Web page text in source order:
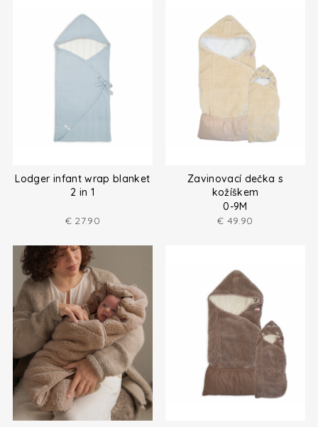
Lodger infant wrap blanket
2 in 1
€ 27.90
Zavinovací dečka s
kožíškem
0-9M
€ 49.90